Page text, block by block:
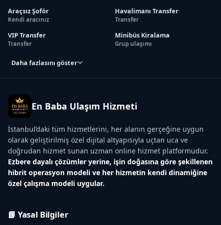
Araçsız Şoför
Kendi aracınız
Havalimanı Transfer
Transfer
VIP Transfer
Transfer
Minibüs Kiralama
Grup ulaşımı
Daha fazlasını göster
En Baba Ulaşım Hizmeti
İstanbul’daki tüm hizmetlerini, her alanın gerçeğine uygun
olarak geliştirilmiş özel dijital altyapısıyla uçtan uca ve
doğrudan hizmet sunan uzman online hizmet platformudur.
Ezbere dayalı çözümler yerine, işin doğasına göre şekillenen
hibrit operasyon modeli ve her hizmetin kendi dinamiğine
özel çalışma modeli uygular.
📘 Yasal Bilgiler